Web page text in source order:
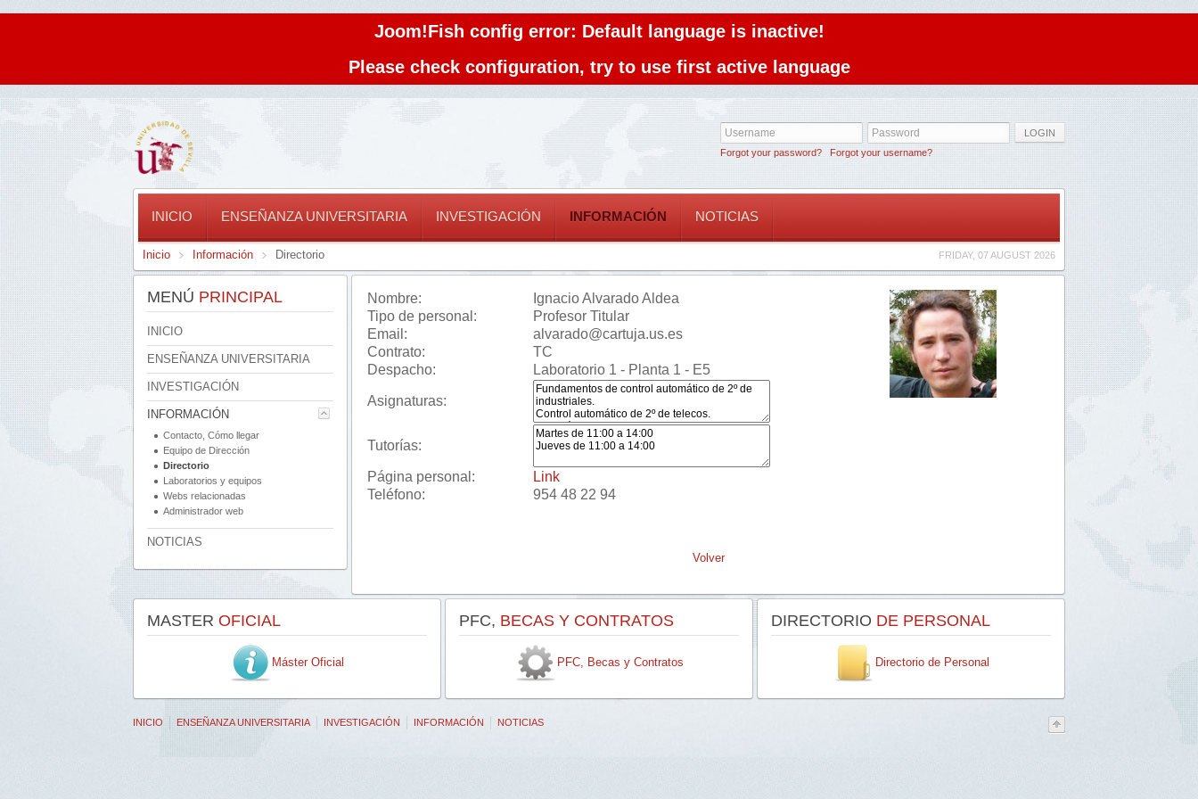
Joom!Fish config error: Default language is inactive!
Please check configuration, try to use first active language
LOGIN
Forgot your password?
Forgot your username?
INICIO ENSEÑANZA UNIVERSITARIA INVESTIGACIÓN INFORMACIÓN NOTICIAS
FRIDAY, 07 AUGUST 2026
Inicio Información Directorio
Nombre:
Ignacio Alvarado Aldea
Tipo de personal:
Profesor Titular
Email:
alvarado@cartuja.us.es
Contrato:
TC
Despacho:
Laboratorio 1 - Planta 1 - E5
Asignaturas:
Tutorías:
Página personal:
Link
Teléfono:
954 48 22 94
Volver
MENÚ PRINCIPAL
INICIO
ENSEÑANZA UNIVERSITARIA
INVESTIGACIÓN
INFORMACIÓN
Contacto, Cómo llegar
Equipo de Dirección
Directorio
Laboratorios y equipos
Webs relacionadas
Administrador web
NOTICIAS
MASTER OFICIAL
Máster Oficial
PFC, BECAS Y CONTRATOS
PFC, Becas y Contratos
DIRECTORIO DE PERSONAL
Directorio de Personal
INICIO ENSEÑANZA UNIVERSITARIA INVESTIGACIÓN INFORMACIÓN NOTICIAS